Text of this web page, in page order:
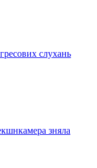
слухань
зняла